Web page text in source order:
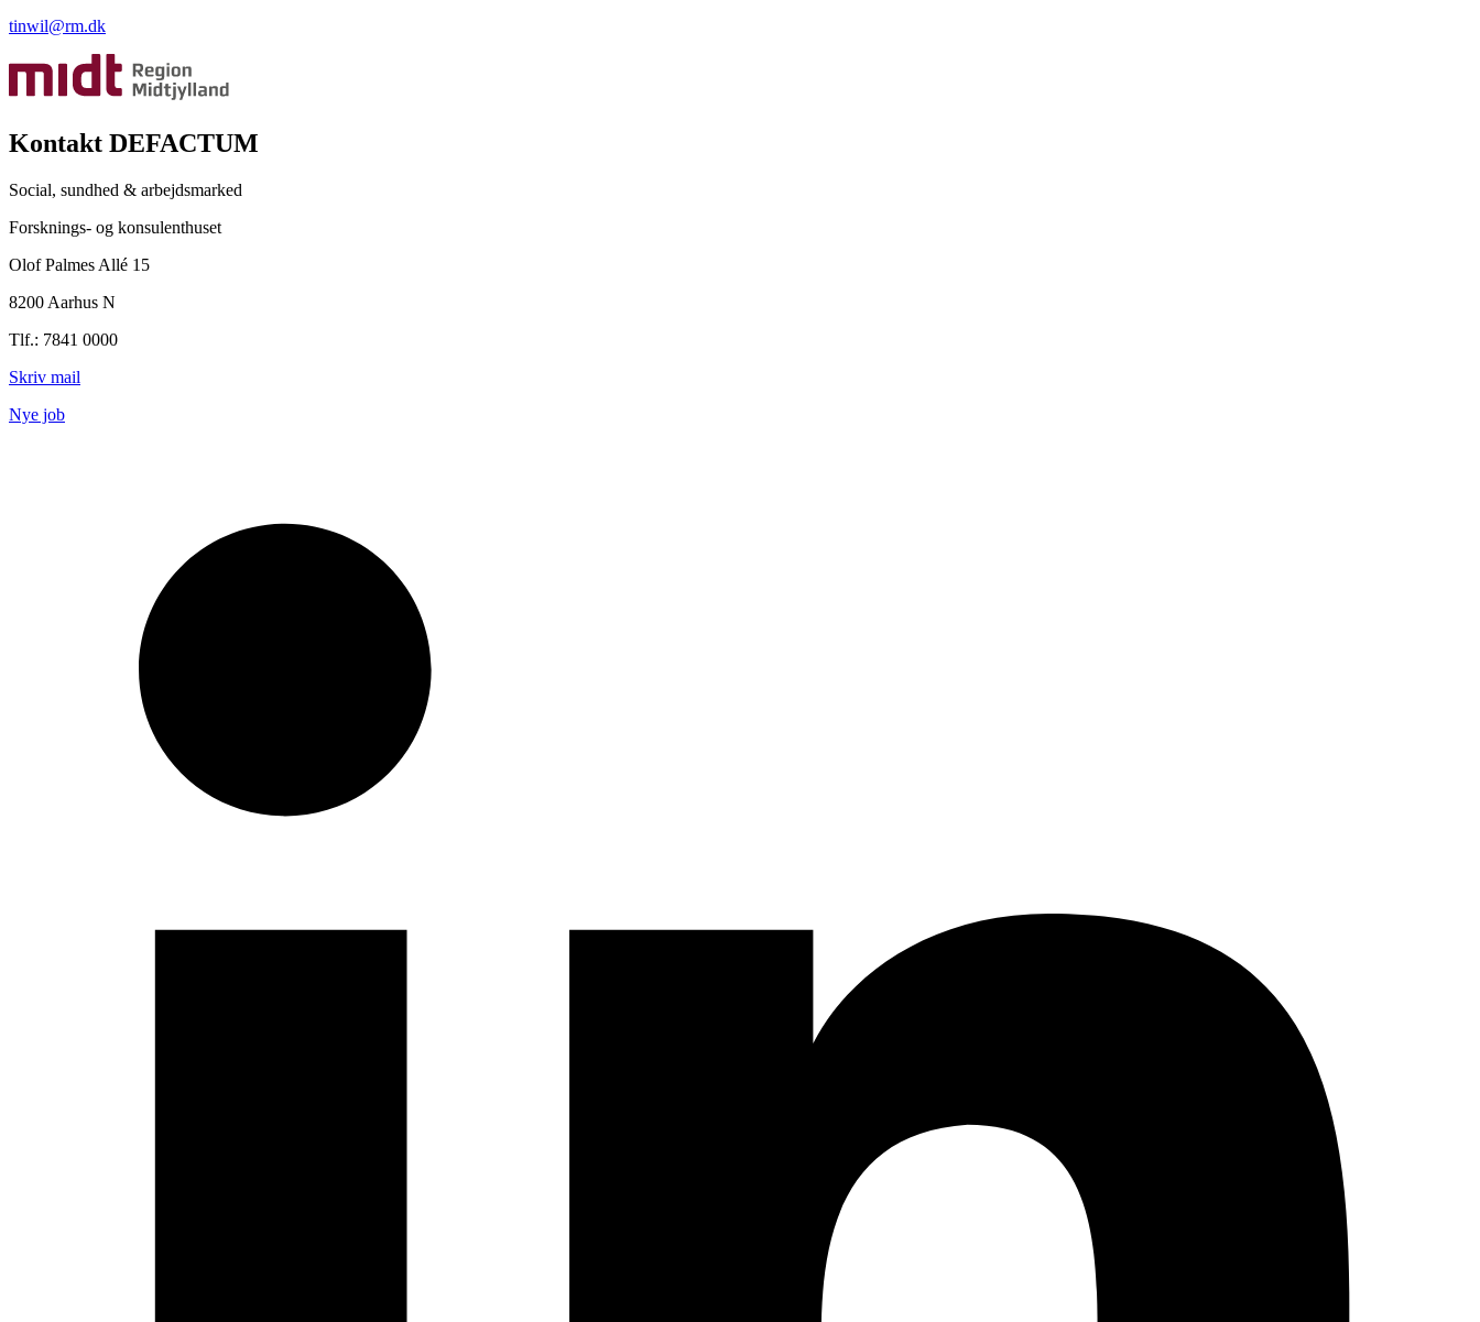
tinwil@rm.dk
Kontakt DEFACTUM
Social, sundhed & arbejdsmarked
Forsknings- og konsulenthuset
Olof Palmes Allé 15
8200 Aarhus N
Tlf.: 7841 0000
Skriv mail
Nye job